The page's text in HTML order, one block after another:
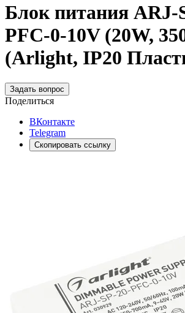
Блок питания ARJ-
PFC-0-10V (20W,
(Arlight, IP20
Задать вопрос
Поделиться
ВКонтакте
Telegram
Скопировать ссылку